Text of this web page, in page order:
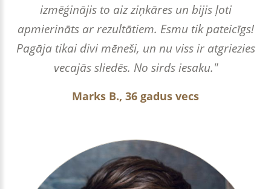
izmēģinājis to aiz ziņkāres un bijis ļoti
apmierināts ar rezultātiem. Esmu tik pateicīgs!
Pagāja tikai divi mēneši, un nu viss ir atgriezies
vecajās sliedēs. No sirds iesaku."
Marks B., 36 gadus vecs